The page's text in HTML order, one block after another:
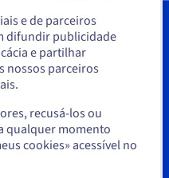
orçamentos
peça um orçamento
especialistas.
comercial.
e de parceiros
difundir publicidade
e partilhar
nossos parceiros
recusá-los ou
qualquer momento
cookies» acessível no